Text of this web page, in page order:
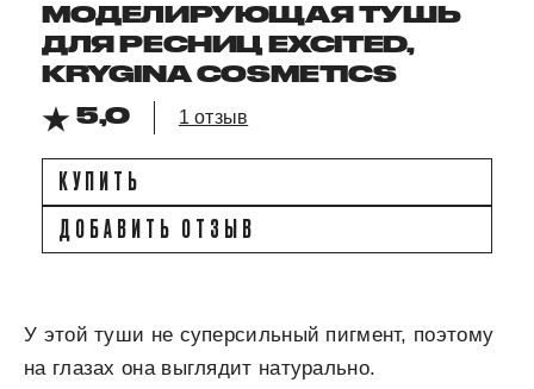
МОДЕЛИРУЮЩАЯ ТУШЬ
ДЛЯ РЕСНИЦ EXCITED,
KRYGINA COSMETICS
5,0
1 отзыв
КУПИТЬ
ДОБАВИТЬ ОТЗЫВ
У этой туши не суперсильный пигмент, поэтому
на глазах она выглядит натурально.